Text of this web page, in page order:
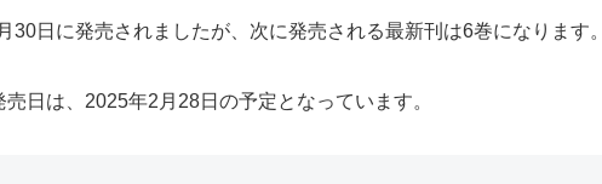
日に発売されましたが、次に発売される最新刊は6巻になります。
日は、2025年2月28日の予定となっています。